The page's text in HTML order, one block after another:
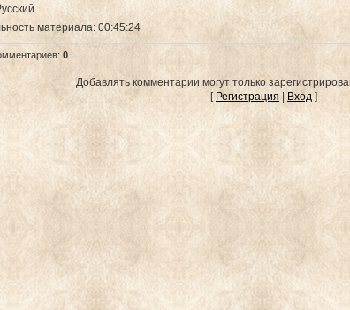
материала: 00:45:24
: 0
Добавлять комментарии могут только
[ Регистрация|Вход ]